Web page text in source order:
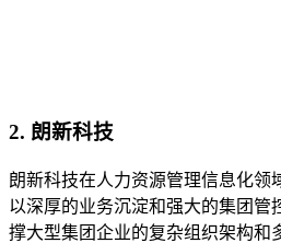
2. 朗新科技
朗新科技在人力资源管理信息化领
以深厚的业务沉淀和强大的集团管
撑大型集团企业的复杂组织架构和